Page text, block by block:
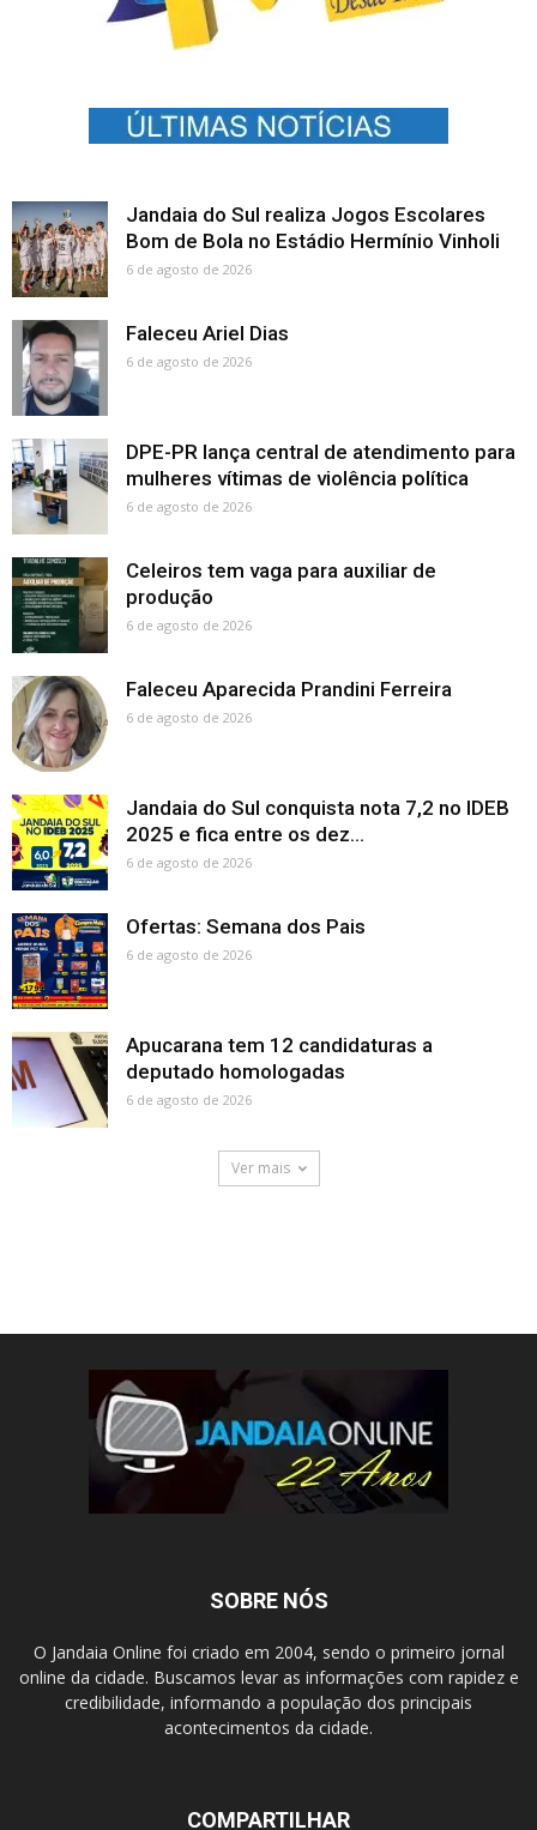
Jandaia do Sul realiza Jogos Escolares
Bom de Bola no Estádio Hermínio Vinholi
6 de agosto de 2026
Faleceu Ariel Dias
6 de agosto de 2026
DPE-PR lança central de atendimento para
mulheres vítimas de violência política
6 de agosto de 2026
Celeiros tem vaga para auxiliar de
produção
6 de agosto de 2026
Faleceu Aparecida Prandini Ferreira
6 de agosto de 2026
Jandaia do Sul conquista nota 7,2 no IDEB
2025 e fica entre os dez...
6 de agosto de 2026
Ofertas: Semana dos Pais
6 de agosto de 2026
Apucarana tem 12 candidaturas a
deputado homologadas
6 de agosto de 2026
Ver mais
SOBRE NÓS
O Jandaia Online foi criado em 2004, sendo o primeiro jornal
online da cidade. Buscamos levar as informações com rapidez e
credibilidade, informando a população dos principais
acontecimentos da cidade.
COMPARTILHAR